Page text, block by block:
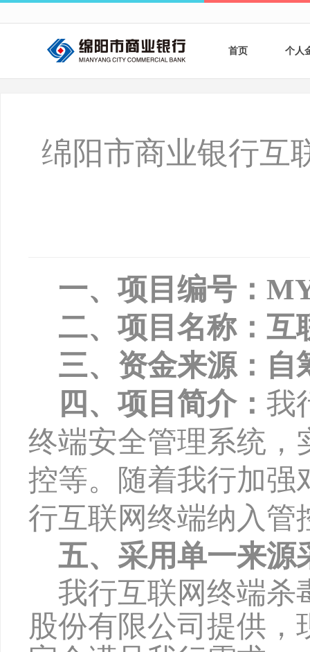
首页 个人
银
绵阳市商业银行互
一、项目编号：
二、项目名称：互
三、资金来源：自
四、项目简介： 我
终端安全管理系统，
控等。随着我行加强
行互联网终端纳入管
五、采用单一来源
我行互联网终端杀
股份有限公司提供